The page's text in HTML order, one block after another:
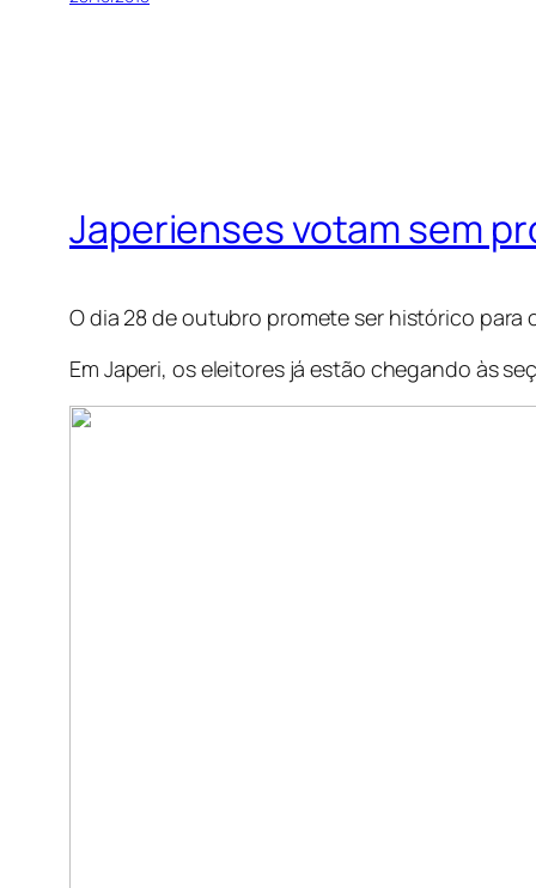
Japerienses votam sem
O dia 28 de outubro promete ser histórico para
Em Japeri, os eleitores já estão chegando às